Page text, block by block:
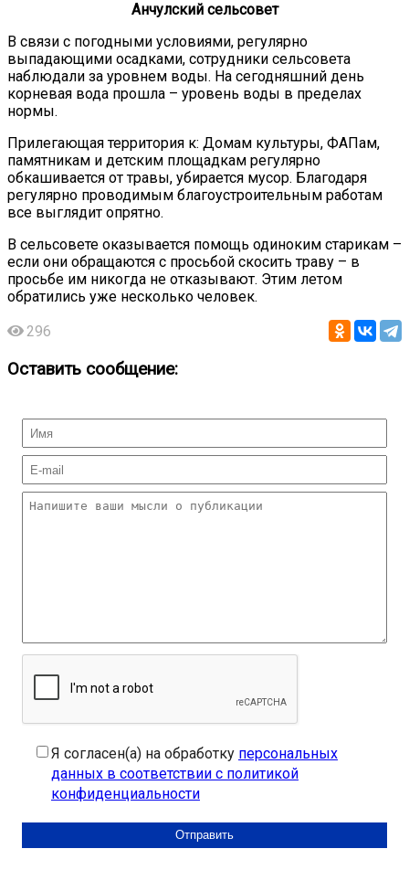
Анчулский сельсовет
В связи с погодными условиями, регулярно
выпадающими осадками, сотрудники сельсовета
наблюдали за уровнем воды. На сегодняшний день
корневая вода прошла – уровень воды в пределах
нормы.
Прилегающая территория к: Домам культуры, ФАПам,
памятникам и детским площадкам регулярно
обкашивается от травы, убирается мусор. Благодаря
регулярно проводимым благоустроительным работам
все выглядит опрятно.
В сельсовете оказывается помощь одиноким старикам –
если они обращаются с просьбой скосить траву – в
просьбе им никогда не отказывают. Этим летом
обратились уже несколько человек.
296
Оставить сообщение:
Я согласен(а) на обработку персональных
данных в соответствии с политикой
конфиденциальности